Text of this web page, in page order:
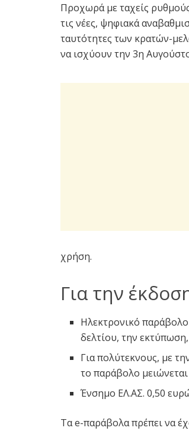
Προχωρά με ταχείς
τις νέες, ψηφιακά
ταυτότητες των κρατών-
να ισχύουν την 3η
χρήση.
Για την
Ηλεκτρονικό
δελτίου, την
Για πολύτεκνους, με
το παράβολο
Ένσημο ΕΛ.ΑΣ. 0,50
Τα e-παράβολα πρέπει να